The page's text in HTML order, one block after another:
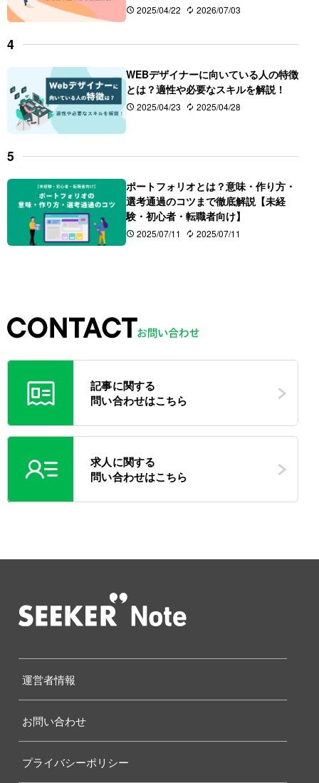
2025/04/22 2026/07/03
WEBデザイナーに向いている人の特徴
とは？適性や必要なスキルを解説！
2025/04/23 2025/04/28
ポートフォリオとは？意味・作り方・
選考通過のコツまで徹底解説【未経
験・初心者・転職者向け】
2025/07/11 2025/07/11
記事に関する
問い合わせはこちら
求人に関する
問い合わせはこちら
運営者情報
お問い合わせ
プライバシーポリシー